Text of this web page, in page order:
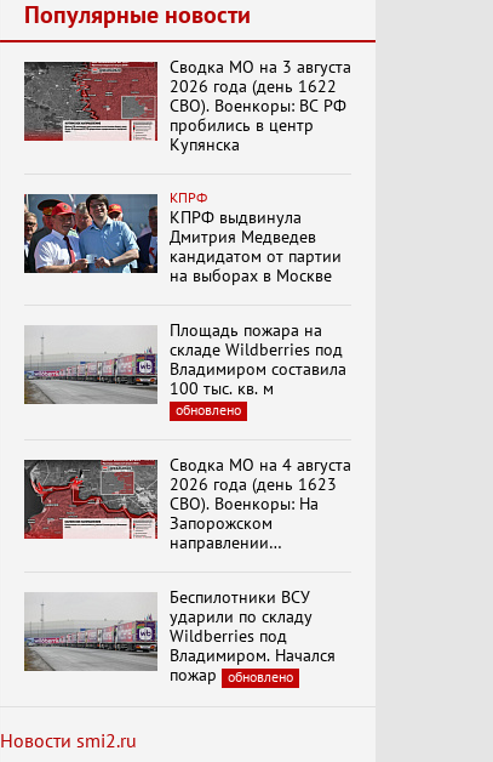
Хук слева:
«Додоговаривались...»
(11.06.2026)
Бренды Советской
эпохи "Гжель"
«Безразмерное
Кольцо»
К ГРАЖДАНАМ
Г.А. Зюганова,
Председателя ЦК
КПРФ Руководителя
фракции КПРФ в
Государственной Думе
РФ (28.07.2026)
Документальный
фильм "Империализм и
Менять курс! В.Боглаев,
И.Буданов, А.Лежава,
Н.Останина
Популярные новости
Сводка МО на 3 августа
2026 года (день 1622
СВО). Военкоры: ВС РФ
пробились в центр
Купянска
КПРФ
КПРФ выдвинула
Дмитрия Медведев
кандидатом от партии
на выборах в Москве
Площадь пожара на
складе Wildberries под
Владимиром составила
100 тыс. кв. м
обновлено
Сводка МО на 4 августа
2026 года (день 1623
СВО). Военкоры: На
Запорожском
направлении
Степногорска
Беспилотники ВСУ
ударили по складу
Wildberries под
Владимиром. Начался
пожар
обновлено
Новости smi2.ru